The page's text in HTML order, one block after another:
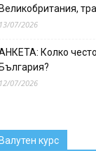
07/2026
Колко
07/2026
курс